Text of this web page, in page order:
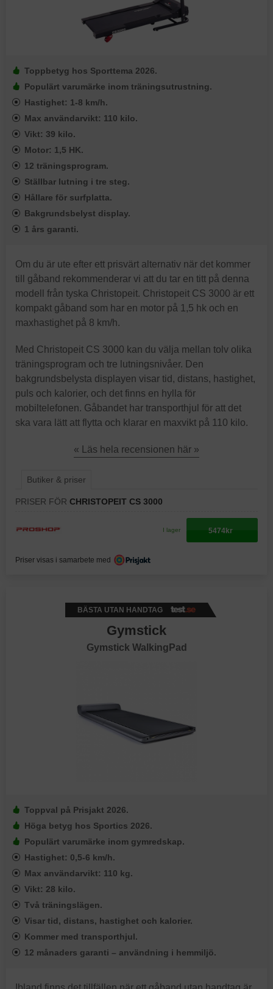
Toppbetyg hos Sporttema 2026.
Populärt varumärke inom träningsutrustning.
Hastighet: 1-8 km/h.
Max användarvikt: 110 kilo.
Vikt: 39 kilo.
Motor: 1,5 HK.
12 träningsprogram.
Ställbar lutning i tre steg.
Hållare för surfplatta.
Bakgrundsbelyst display.
1 års garanti.
Om du är ute efter ett prisvärt alternativ när det kommer
till gåband rekommenderar vi att du tar en titt på denna
modell från tyska Christopeit. Christopeit CS 3000 är ett
kompakt gåband som har en motor på 1,5 hk och en
maxhastighet på 8 km/h.
Med Christopeit CS 3000 kan du välja mellan tolv olika
träningsprogram och tre lutningsnivåer. Den
bakgrundsbelysta displayen visar tid, distans, hastighet,
puls och kalorier, och det finns en hylla för
mobiltelefonen. Gåbandet har transporthjul för att det
ska vara lätt att flytta och klarar en maxvikt på 110 kilo.
« Läs hela recensionen här »
Butiker & priser
PRISER FÖR CHRISTOPEIT CS 3000
I lager 5474kr
Priser visas i samarbete med
BÄSTA UTAN HANDTAG
Gymstick
Gymstick WalkingPad
Toppval på Prisjakt 2026.
Höga betyg hos Sportics 2026.
Populärt varumärke inom gymredskap.
Hastighet: 0,5-6 km/h.
Max användarvikt: 110 kg.
Vikt: 28 kilo.
Två träningslägen.
Visar tid, distans, hastighet och kalorier.
Kommer med transporthjul.
12 månaders garanti – användning i hemmiljö.